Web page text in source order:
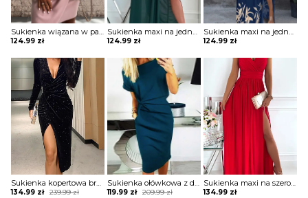
Sukienka wiązana w pasie z krótkimi koronkowymi rękawami
124.99 zł
Sukienka maxi na jedno ramię z drapowaniem
124.99 zł
Sukienka maxi na jedno ramię z zabudowanym dekoltem
124.99 zł
Sukienka kopertowa brokatowa z drapowaniem
239.99zł
Original
134.99 zł
Current
Sukienka ołówkowa z drapowaniem i dekoltem w łódkę
209.99zł
Original
119.99 zł
Current
Sukienka maxi na szerokich ramiączkach z kopertową górą i rozporkiem
134.99 zł